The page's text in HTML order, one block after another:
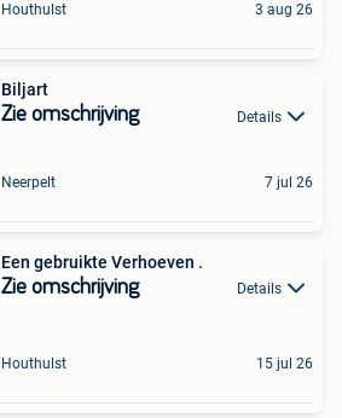
Houthulst 3 aug 26
Biljart
Zie omschrijving Details
Neerpelt 7 jul 26
Een gebruikte Verhoeven .
Zie omschrijving Details
Houthulst 15 jul 26